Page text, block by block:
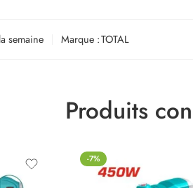
semaine Marque :TOTAL
Produits
-7%